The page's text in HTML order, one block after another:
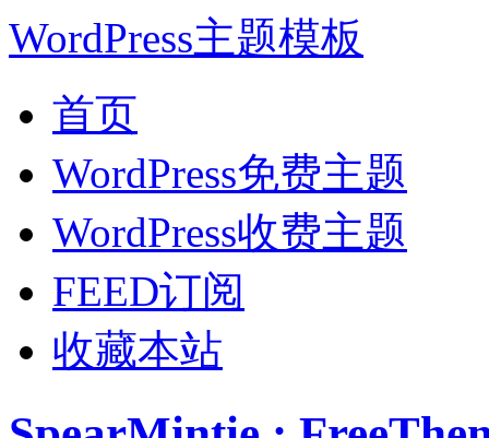
WordPress主题模板
首页
WordPress免费主题
WordPress收费主题
FEED订阅
收藏本站